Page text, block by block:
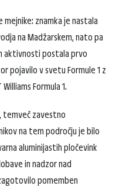
mejnike: znamka je nastala
na Madžarskem, nato pa
aktivnosti postala prvo
pojavilo v svetu Formule 1 z
Formula 1.
temveč zavestno
na tem področju je bilo
aluminijastih pločevink
in nadzor nad
pomemben